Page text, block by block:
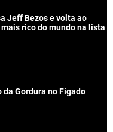
e
e
Jeff Bezos e volta ao
rico do mundo na lista
da Gordura no Fígado